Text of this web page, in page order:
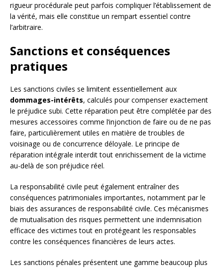
rigueur procédurale peut parfois compliquer l’établissement de
la vérité, mais elle constitue un rempart essentiel contre
l’arbitraire.
Sanctions et conséquences
pratiques
Les sanctions civiles se limitent essentiellement aux
dommages-intérêts, calculés pour compenser exactement
le préjudice subi. Cette réparation peut être complétée par des
mesures accessoires comme l’injonction de faire ou de ne pas
faire, particulièrement utiles en matière de troubles de
voisinage ou de concurrence déloyale. Le principe de
réparation intégrale interdit tout enrichissement de la victime
au-delà de son préjudice réel.
La responsabilité civile peut également entraîner des
conséquences patrimoniales importantes, notamment par le
biais des assurances de responsabilité civile. Ces mécanismes
de mutualisation des risques permettent une indemnisation
efficace des victimes tout en protégeant les responsables
contre les conséquences financières de leurs actes.
Les sanctions pénales présentent une gamme beaucoup plus